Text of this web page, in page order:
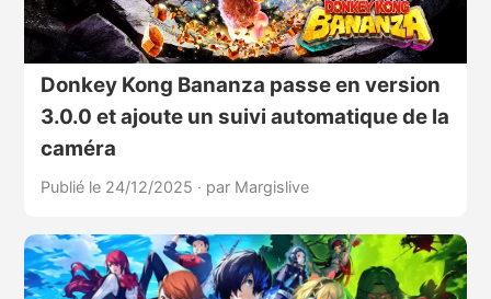
Donkey Kong Bananza passe en version
3.0.0 et ajoute un suivi automatique de la
caméra
Publié le 24/12/2025 · par Margislive